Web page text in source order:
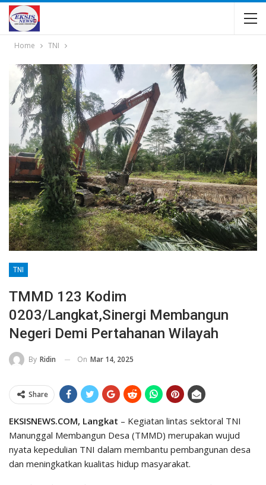
Home TNI
TNI
TMMD 123 Kodim
0203/Langkat,Sinergi Membangun
Negeri Demi Pertahanan Wilayah
By Ridin On Mar 14, 2025
Share
EKSISNEWS.COM, Langkat – Kegiatan lintas sektoral TNI
Manunggal Membangun Desa (TMMD) merupakan wujud
nyata kepedulian TNI dalam membantu pembangunan desa
dan meningkatkan kualitas hidup masyarakat.